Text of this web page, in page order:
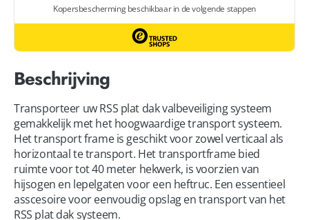
Beschrijving
Transporteer uw RSS plat dak valbeveiliging systeem
gemakkelijk met het hoogwaardige transport systeem.
Het transport frame is geschikt voor zowel verticaal als
horizontaal te transport. Het transportframe bied
ruimte voor tot 40 meter hekwerk, is voorzien van
hijsogen en lepelgaten voor een heftruc. Een essentieel
asscesoire voor eenvoudig opslag en transport van het
RSS plat dak systeem.